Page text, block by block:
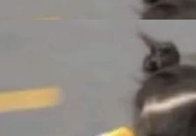
后台 agent。这些后
Mooncake TENT。
引擎接入Mooncake T
提升30%、非零拷贝
MPComm底层基
“面向企业研发场景的
应用”凭借卓越的技术
全链路私有化部署，
信部人工智能